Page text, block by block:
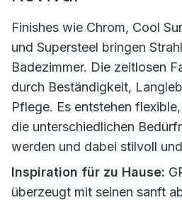
Finishes wie Chrom, Cool
und Supersteel bringen
Badezimmer. Die zeitlosen
durch Beständigkeit,
Pflege. Es entstehen
die unterschiedlichen
werden und dabei stilvoll
Inspiration für zu Hause:
überzeugt mit seinen sanft